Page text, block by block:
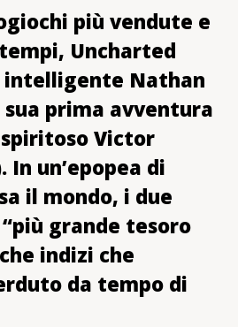
più vendute e
Uncharted
intelligente Nathan
prima avventura
Victor
un’epopea di
il mondo, i due
grande tesoro
indizi che
da tempo di